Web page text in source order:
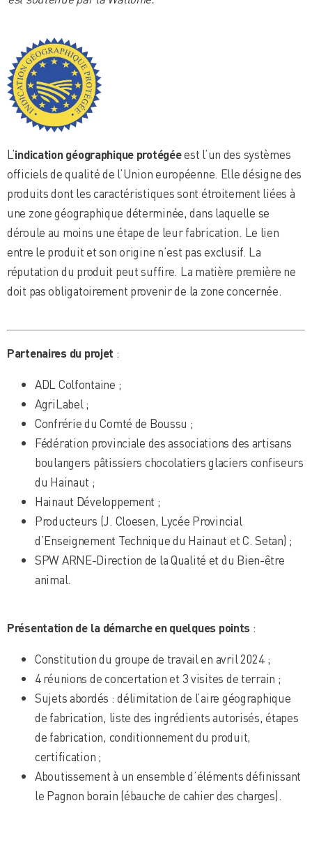
L’indication géographique protégéeest l’un des systèmes
officiels de qualité de l’Union européenne. Elle désigne des
produits dont les caractéristiques sont étroitement liées à
une zone géographique déterminée, dans laquelle se
déroule au moins une étape de leur fabrication. Le lien
entre le produit et son origine n’est pas exclusif. La
réputation du produit peut suffire. La matière première ne
doit pas obligatoirement provenir de la zone concernée.
Partenaires du projet :
ADL Colfontaine ;
AgriLabel ;
Confrérie du Comté de Boussu ;
Fédération provinciale des associations des artisans
boulangers pâtissiers chocolatiers glaciers confiseurs
du Hainaut ;
Hainaut Développement ;
Producteurs (J. Cloesen, Lycée Provincial
d’Enseignement Technique du Hainaut et C. Setan) ;
SPW ARNE-Direction de la Qualité et du Bien-être
animal.
Présentation de la démarche en quelques points :
Constitution du groupe de travail en avril 2024 ;
4 réunions de concertation et 3 visites de terrain ;
Sujets abordés : délimitation de l’aire géographique
de fabrication, liste des ingrédients autorisés, étapes
de fabrication, conditionnement du produit,
certification ;
Aboutissement à un ensemble d’éléments définissant
le Pagnon borain (ébauche de cahier des charges).